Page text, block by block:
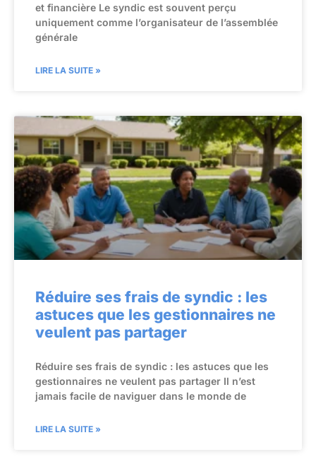
et financière Le syndic est souvent perçu
uniquement comme l’organisateur de l’assemblée
générale
LIRE LA SUITE »
Réduire ses frais de syndic : les
astuces que les gestionnaires ne
veulent pas partager
Réduire ses frais de syndic : les astuces que les
gestionnaires ne veulent pas partager Il n’est
jamais facile de naviguer dans le monde de
LIRE LA SUITE »